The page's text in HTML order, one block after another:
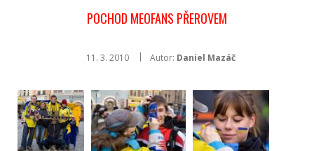
POCHOD MEOFANS PŘEROVEM
11. 3. 2010 Autor: Daniel Mazáč